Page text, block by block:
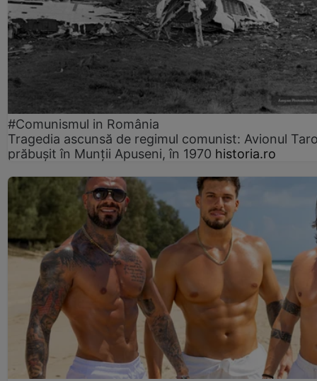
#Comunismul in România
Tragedia ascunsă de regimul comunist: Avionul
prăbușit în Munții Apuseni, în 1970 historia.ro